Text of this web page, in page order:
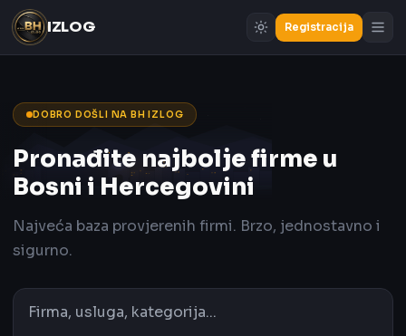
IZLOG Registracija
DOBRO DOŠLI NA BH IZLOG
Pronađite najbolje firme u
Bosni i Hercegovini
Najveća baza provjerenih firmi. Brzo, jednostavno i
sigurno.